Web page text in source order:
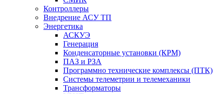
Контроллеры
Внедрение АСУ ТП
Энергетика
АСКУЭ
Генерация
Конденсаторные установки (КРМ)
ПАЗ и РЗА
Программно технические комплексы (ПТК)
Системы телеметрии и телемеханики
Трансформаторы